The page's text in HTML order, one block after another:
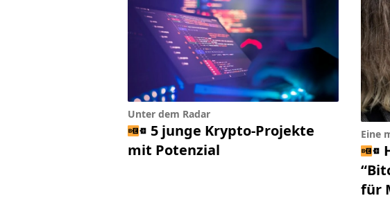
Unter dem Radar
5 junge Krypto-Projekte
mit Potenzial
Eine
für